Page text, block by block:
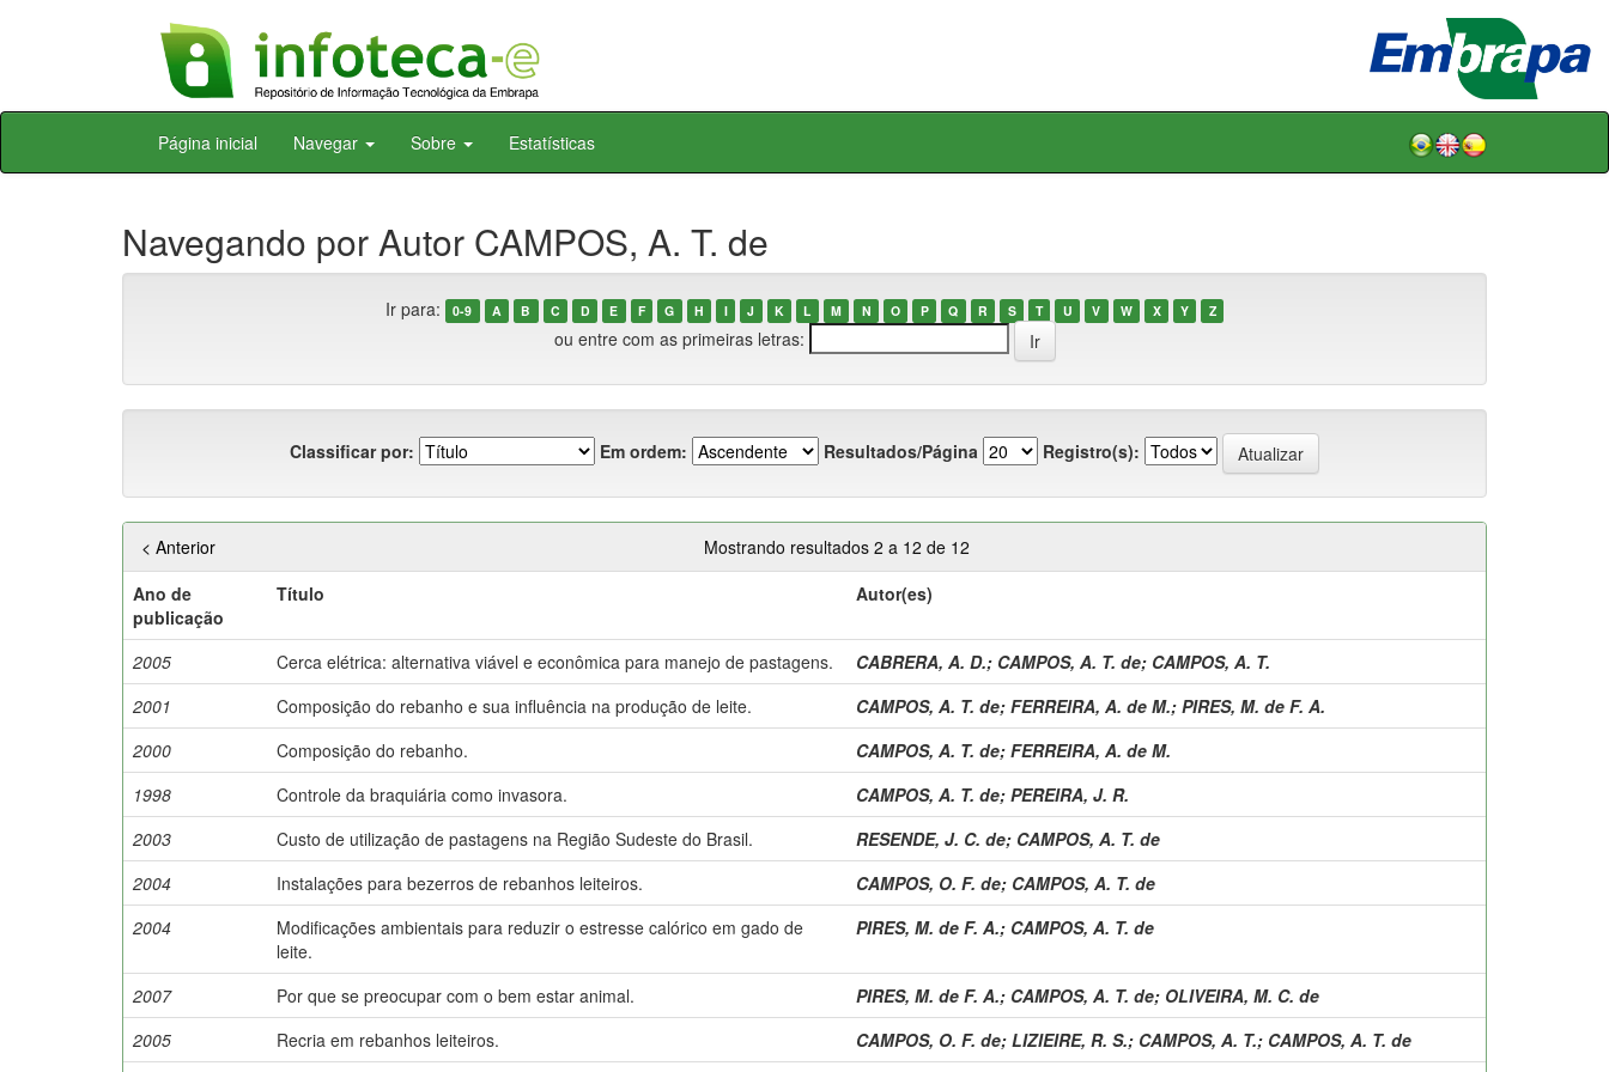
Skip
Página inicial Navegar Sobre Estatísticas
Navegando por Autor CAMPOS, A. T. de
Ir para: 0-9 A B C D E F G H I J K L M N O P Q R S T U V W X Y Z
ou entre com as primeiras letras:
Classificar por: Em ordem: Resultados/Página Registro(s):
Mostrando resultados 2 a 12 de 12
< Anterior
Ano de
publicação
Título Autor(es)
2005 Cerca elétrica: alternativa viável e econômica para manejo de pastagens. CABRERA, A. D.; CAMPOS, A. T. de; CAMPOS, A. T.
2001
Composição do rebanho e sua influência na produção de leite. CAMPOS, A. T. de; FERREIRA, A. de M.; PIRES, M. de F. A.
2000
Composição do rebanho. CAMPOS, A. T. de; FERREIRA, A. de M.
1998
Controle da braquiária como invasora. CAMPOS, A. T. de; PEREIRA, J. R.
2003
Custo de utilização de pastagens na Região Sudeste do Brasil. RESENDE, J. C. de; CAMPOS, A. T. de
2004
Instalações para bezerros de rebanhos leiteiros. CAMPOS, O. F. de; CAMPOS, A. T. de
2004
Modificações ambientais para reduzir o estresse calórico em gado de
leite.
PIRES, M. de F. A.; CAMPOS, A. T. de
2007 Por que se preocupar com o bem estar animal. PIRES, M. de F. A.; CAMPOS, A. T. de; OLIVEIRA, M. C. de
2005
Recria em rebanhos leiteiros. CAMPOS, O. F. de; LIZIEIRE, R. S.; CAMPOS, A. T.; CAMPOS, A. T. de